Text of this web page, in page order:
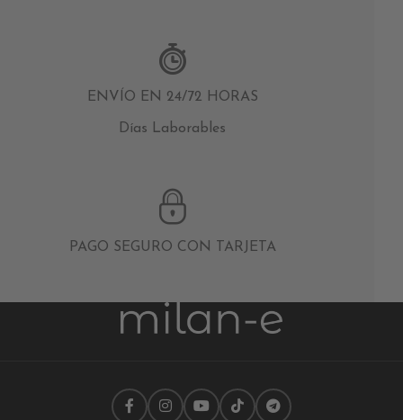
ENVÍO EN 24/72 HORAS
Días Laborables
PAGO SEGURO CON TARJETA